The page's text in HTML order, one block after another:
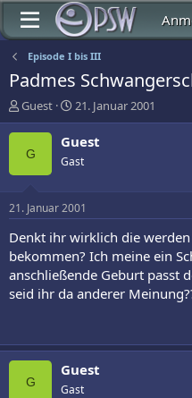
Episode I bis III
Padmes
E
r
s
e
r
Guest
E
r
s
e
l
t
a
m
21. Januar 2001
G
Guest
Gast
21. Januar 2001
Denkt ihr wirklich die
bekommen? Ich meine ein
anschließende Geburt passt
seid ihr da anderer
G
Guest
Gast